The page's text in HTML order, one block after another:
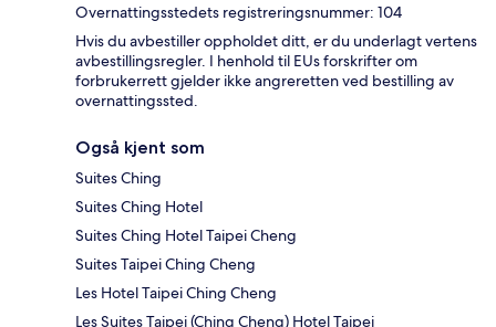
Overnattingsstedets registreringsnummer: 104
Hvis du avbestiller oppholdet ditt, er du underlagt vertens
avbestillingsregler. I henhold til EUs forskrifter om
forbrukerrett gjelder ikke angreretten ved bestilling av
overnattingssted.
Også kjent som
Suites Ching
Suites Ching Hotel
Suites Ching Hotel Taipei Cheng
Suites Taipei Ching Cheng
Les Hotel Taipei Ching Cheng
Les Suites Taipei (Ching Cheng) Hotel Taipei